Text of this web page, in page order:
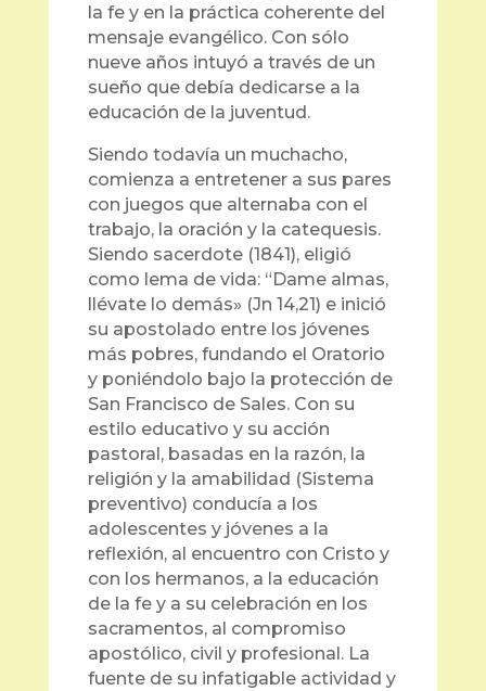
la fe y en la práctica coherente del
mensaje evangélico. Con sólo
nueve años intuyó a través de un
sueño que debía dedicarse a la
educación de la juventud.
Siendo todavía un muchacho,
comienza a entretener a sus pares
con juegos que alternaba con el
trabajo, la oración y la catequesis.
Siendo sacerdote (1841), eligió
como lema de vida: “Dame almas,
llévate lo demás» (Jn 14,21) e inició
su apostolado entre los jóvenes
más pobres, fundando el Oratorio
y poniéndolo bajo la protección de
San Francisco de Sales. Con su
estilo educativo y su acción
pastoral, basadas en la razón, la
religión y la amabilidad (Sistema
preventivo) conducía a los
adolescentes y jóvenes a la
reflexión, al encuentro con Cristo y
con los hermanos, a la educación
de la fe y a su celebración en los
sacramentos, al compromiso
apostólico, civil y profesional. La
fuente de su infatigable actividad y